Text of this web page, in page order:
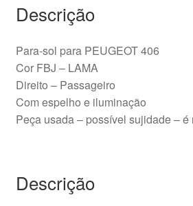
Descrição
Para-sol para PEUGEOT 406
Cor FBJ – LAMA
Direito – Passageiro
Com espelho e iluminação
Peça usada – possível sujidade –
Descrição